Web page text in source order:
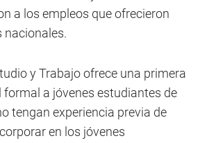
a los empleos que ofrecieron
nacionales.
y Trabajo ofrece una primera
formal a jóvenes estudiantes de
tengan experiencia previa de
en los jóvenes